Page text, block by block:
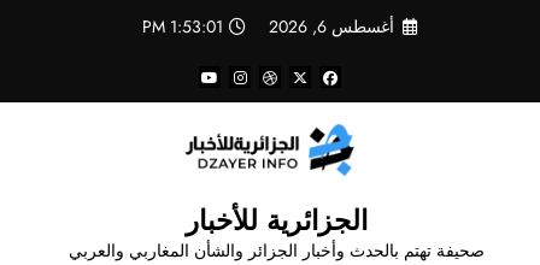
أغسطس 6, 2026 1:53:02 PM
الجزائرية للأخبار
صحيفة تهتم بالحدث وأخبار الجزائر والشأن المغاربي والعربي